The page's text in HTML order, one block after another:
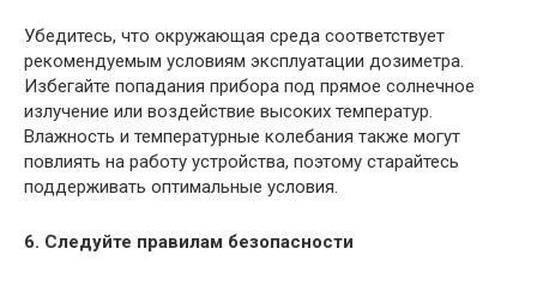
Убедитесь, что окружающая среда соответствует
рекомендуемым условиям эксплуатации дозиметра.
Избегайте попадания прибора под прямое солнечное
излучение или воздействие высоких температур.
Влажность и температурные колебания также могут
повлиять на работу устройства, поэтому старайтесь
поддерживать оптимальные условия.
6. Следуйте правилам безопасности